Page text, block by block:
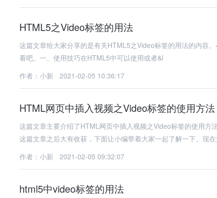
HTML5之Video标签的用法
这篇文章给大家分享的是有关HTML5之Video标签的用法的内容
看吧。一、使用技巧在HTML5中可以使用或者&l
作者：小新
2021-02-05 10:36:17
HTML网页中插入视频之Video标签的使用方法
这篇文章主要介绍了HTML网页中插入视频之Video标签的使用
这篇文章之后大有收获，下面让小编带着大家一起了解一下。现
作者：小新
2021-02-05 09:32:07
html5中video标签的用法